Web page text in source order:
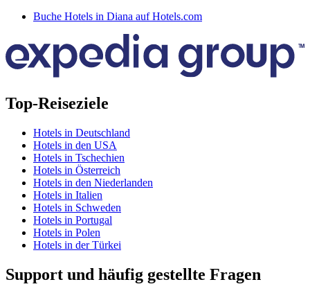
Buche Hotels in Diana auf Hotels.com
Top-Reiseziele
Hotels in Deutschland
Hotels in den USA
Hotels in Tschechien
Hotels in Österreich
Hotels in den Niederlanden
Hotels in Italien
Hotels in Schweden
Hotels in Portugal
Hotels in Polen
Hotels in der Türkei
Support und häufig gestellte Fragen